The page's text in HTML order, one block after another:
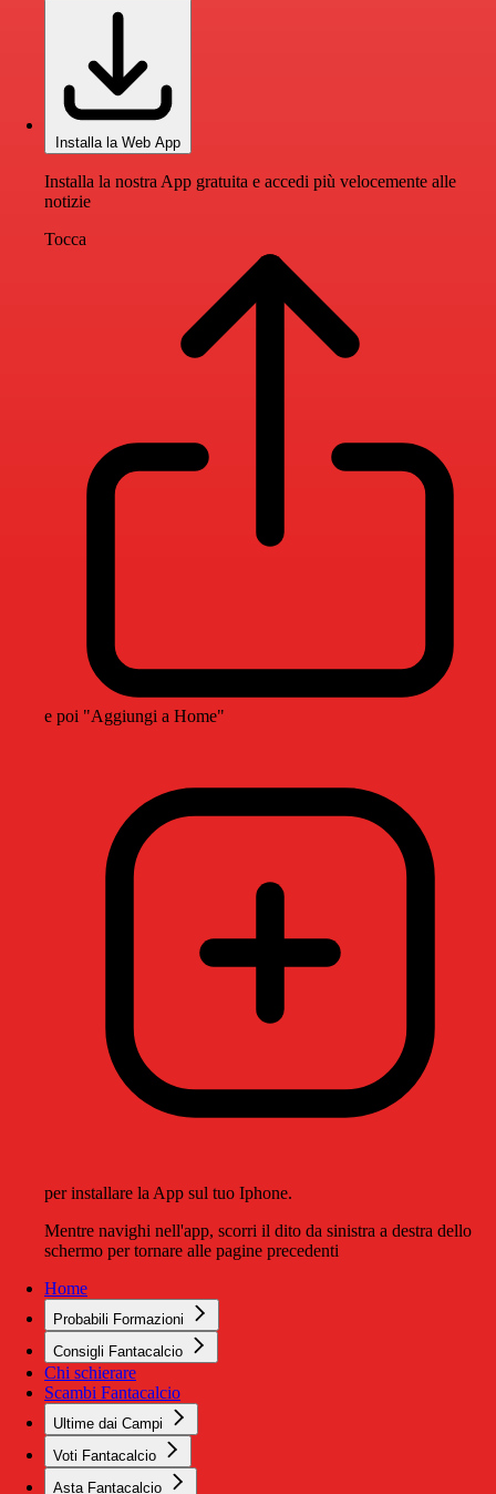
Installa la Web App
Installa la nostra App gratuita e accedi più velocemente alle
notizie
Tocca
e poi "Aggiungi a Home"
per installare la App sul tuo Iphone.
Mentre navighi nell'app, scorri il dito da sinistra a destra dello
schermo per tornare alle pagine precedenti
Home
Probabili Formazioni
Consigli Fantacalcio
Chi schierare
Scambi Fantacalcio
Ultime dai Campi
Voti Fantacalcio
Asta Fantacalcio